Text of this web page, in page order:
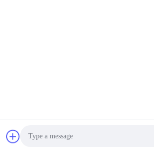
Politica sulla privacy